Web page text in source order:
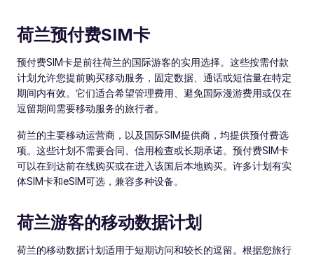
荷兰预付费SIM卡
预付费SIM卡是前往荷兰的国际游客的实用选择。这些按需付款
计划允许您提前购买移动服务，固定数据、通话或短信量在特定
期间内有效。它们适合希望管理费用、避免国际漫游费用或仅在
逗留期间需要移动服务的旅行者。
荷兰的主要移动运营商，以及国际SIM提供商，均提供预付费选
项。这些计划不需要合同、信用检查或长期承诺。预付费SIM卡
可以在到达前在线购买或在进入该国后本地购买。许多计划有实
体SIM卡和eSIM可选，兼容多种设备。
荷兰游客的移动数据计划
荷兰的移动数据计划适用于短期访问和较长的逗留。根据您旅行